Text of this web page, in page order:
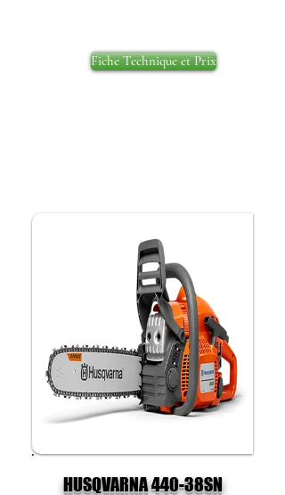
Fiche Technique et Prix
HUSQVARNA 440-38SN